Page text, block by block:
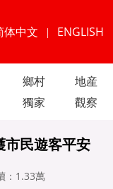
体中文 | ENGLISH
鄉村
地産
獨家 觀察
市民遊客平安
： 1.33萬